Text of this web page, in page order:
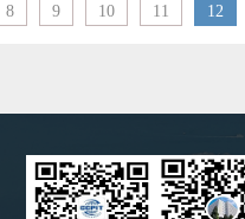
8 9 10 11 12